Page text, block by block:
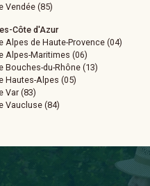
Vendée (85)
Côte d'Azur
Alpes de Haute-Provence (04)
Alpes-Maritimes (06)
Bouches-du-Rhône (13)
Hautes-Alpes (05)
Var (83)
Vaucluse (84)